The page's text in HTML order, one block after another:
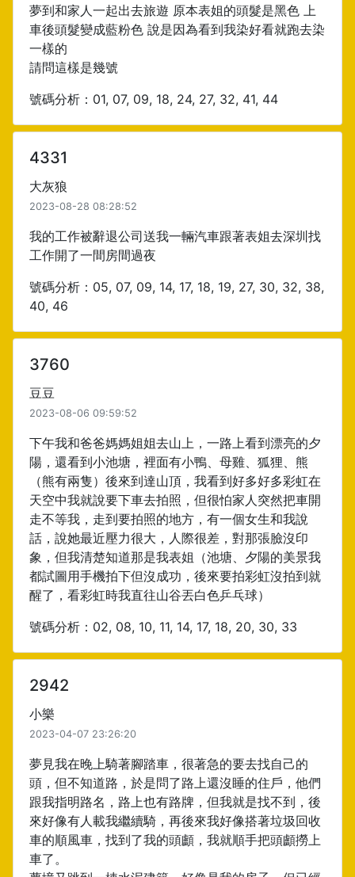
夢到和家人一起出去旅遊 原本表姐的頭髮是黑色 上
車後頭髮變成藍粉色 說是因為看到我染好看就跑去染
一樣的
請問這樣是幾號
號碼分析：01, 07, 09, 18, 24, 27, 32, 41, 44
4331
大灰狼
2023-08-28 08:28:52
我的工作被辭退公司送我一輛汽車跟著表姐去深圳找
工作開了一間房間過夜
號碼分析：05, 07, 09, 14, 17, 18, 19, 27, 30, 32, 38,
40, 46
3760
豆豆
2023-08-06 09:59:52
下午我和爸爸媽媽姐姐去山上，一路上看到漂亮的夕
陽，還看到小池塘，裡面有小鴨、母雞、狐狸、熊
（熊有兩隻）後來到達山頂，我看到好多好多彩虹在
天空中我就說要下車去拍照，但很怕家人突然把車開
走不等我，走到要拍照的地方，有一個女生和我說
話，說她最近壓力很大，人際很差，對那張臉沒印
象，但我清楚知道那是我表姐（池塘、夕陽的美景我
都試圖用手機拍下但沒成功，後來要拍彩虹沒拍到就
醒了，看彩虹時我直往山谷丟白色乒乓球）
號碼分析：02, 08, 10, 11, 14, 17, 18, 20, 30, 33
2942
小樂
2023-04-07 23:26:20
夢見我在晚上騎著腳踏車，很著急的要去找自己的
頭，但不知道路，於是問了路上還沒睡的住戶，他們
跟我指明路名，路上也有路牌，但我就是找不到，後
來好像有人載我繼續騎，再後來我好像搭著垃圾回收
車的順風車，找到了我的頭顱，我就順手把頭顱撈上
車了。